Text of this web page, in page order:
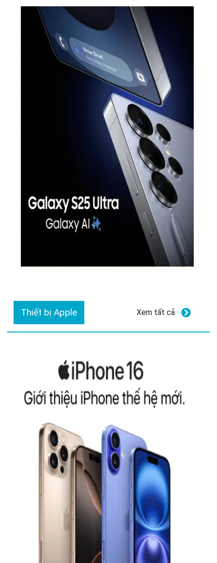
Thiết bị Apple Xem tất cả